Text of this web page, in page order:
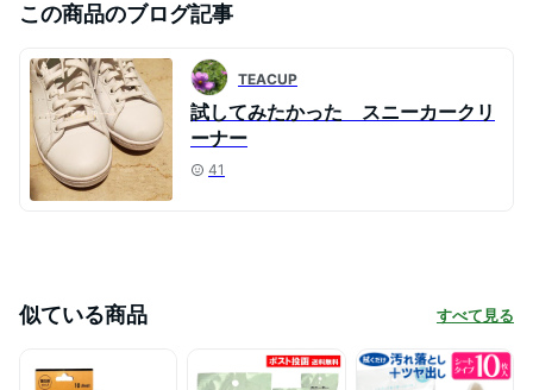
この商品のブログ記事
TEACUP
試してみたかった スニーカークリ
ーナー
41
似ている商品 すべて見る